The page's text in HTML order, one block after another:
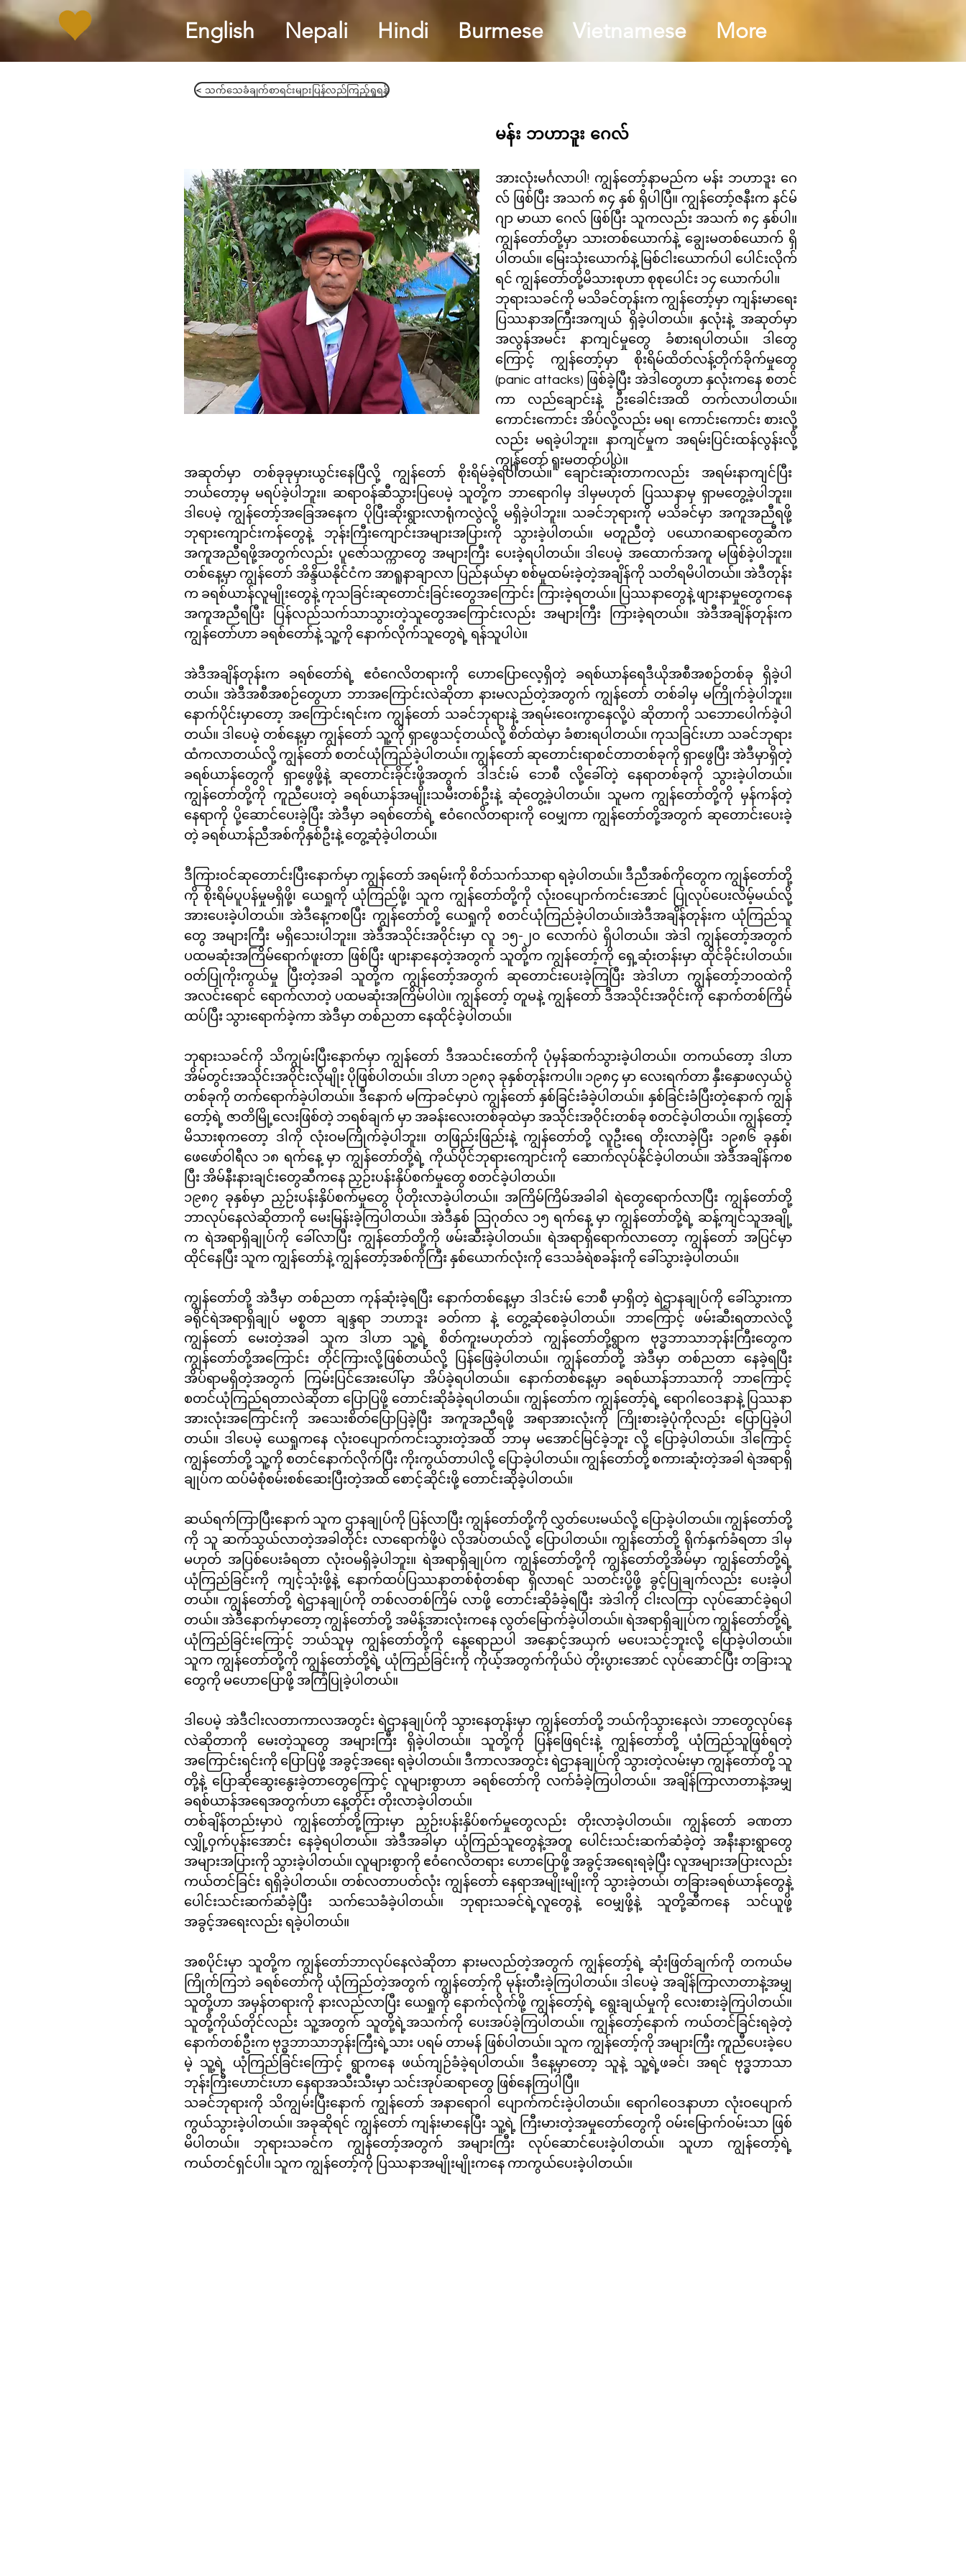
English Nepali Hindi Burmese Vietnamese More
< သက်သေခံချက်စာရင်းများပြန်လည်ကြည့်ရှုရန်
မန်း ဘဟာဒူး ဂေလ်
အားလုံးမင်္ဂလာပါ! ကျွန်တော့်နာမည်က မန်း ဘဟာဒူး ဂေ
လ် ဖြစ်ပြီး အသက် ၈၄ နှစ် ရှိပါပြီ။ ကျွန်တော့်ဇနီးက နင်မ်
ဂျာ မာယာ ဂေလ် ဖြစ်ပြီး သူကလည်း အသက် ၈၄ နှစ်ပါ။
ကျွန်တော်တို့မှာ သားတစ်ယောက်နဲ့ ချွေးမတစ်ယောက် ရှိ
ပါတယ်။ မြေးသုံးယောက်နဲ့ မြစ်ငါးယောက်ပါ ပေါင်းလိုက်
ရင် ကျွန်တော်တို့မိသားစုဟာ စုစုပေါင်း ၁၄ ယောက်ပါ။
ဘုရားသခင်ကို မသိခင်တုန်းက ကျွန်တော့်မှာ ကျန်းမာရေး
ပြဿနာအကြီးအကျယ် ရှိခဲ့ပါတယ်။ နှလုံးနဲ့ အဆုတ်မှာ
အလွန်အမင်း နာကျင်မှုတွေ ခံစားရပါတယ်။ ဒါတွေ
ကြောင့် ကျွန်တော့်မှာ စိုးရိမ်ထိတ်လန့်တိုက်ခိုက်မှုတွေ
(panic attacks) ဖြစ်ခဲ့ပြီး အဲဒါတွေဟာ နှလုံးကနေ စတင်
ကာ လည်ချောင်းနဲ့ ဦးခေါင်းအထိ တက်လာပါတယ်။
ကောင်းကောင်း အိပ်လို့လည်း မရ၊ ကောင်းကောင်း စားလို့
လည်း မရခဲ့ပါဘူး။ နာကျင်မှုက အရမ်းပြင်းထန်လွန်းလို့
ကျွန်တော် ရူးမတတ်ပါပဲ။
အဆုတ်မှာ တစ်ခုခုမှားယွင်းနေပြီလို့ ကျွန်တော် စိုးရိမ်ခဲ့ရပါတယ်။ ချောင်းဆိုးတာကလည်း အရမ်းနာကျင်ပြီး
ဘယ်တော့မှ မရပ်ခဲ့ပါဘူး။ ဆရာဝန်ဆီသွားပြပေမဲ့ သူတို့က ဘာရောဂါမှ ဒါမှမဟုတ် ပြဿနာမှ ရှာမတွေ့ခဲ့ပါဘူး။
ဒါပေမဲ့ ကျွန်တော့်အခြေအနေက ပိုပြီးဆိုးရွားလာရုံကလွဲလို့ မရှိခဲ့ပါဘူး။ သခင်ဘုရားကို မသိခင်မှာ အကူအညီရဖို့
ဘုရားကျောင်းကန်တွေနဲ့ ဘုန်းကြီးကျောင်းအများအပြားကို သွားခဲ့ပါတယ်။ မတူညီတဲ့ ပယောဂဆရာတွေဆီက
အကူအညီရဖို့အတွက်လည်း ပူဇော်သက္ကာတွေ အများကြီး ပေးခဲ့ရပါတယ်။ ဒါပေမဲ့ အထောက်အကူ မဖြစ်ခဲ့ပါဘူး။
တစ်နေ့မှာ ကျွန်တော် အိန္ဒိယနိုင်ငံက အာရူနာချာလာ ပြည်နယ်မှာ စစ်မှုထမ်းခဲ့တဲ့အချိန်ကို သတိရမိပါတယ်။ အဲဒီတုန်း
က ခရစ်ယာန်လူမျိုးတွေနဲ့ ကုသခြင်းဆုတောင်းခြင်းတွေအကြောင်း ကြားခဲ့ရတယ်။ ပြဿနာတွေနဲ့ ဖျားနာမှုတွေကနေ
အကူအညီရပြီး ပြန်လည်သက်သာသွားတဲ့သူတွေအကြောင်းလည်း အများကြီး ကြားခဲ့ရတယ်။ အဲဒီအချိန်တုန်းက
ကျွန်တော်ဟာ ခရစ်တော်နဲ့ သူ့ကို နောက်လိုက်သူတွေရဲ့ ရန်သူပါပဲ။
အဲဒီအချိန်တုန်းက ခရစ်တော်ရဲ့ ဧဝံဂေလိတရားကို ဟောပြောလေ့ရှိတဲ့ ခရစ်ယာန်ရေဒီယိုအစီအစဉ်တစ်ခု ရှိခဲ့ပါ
တယ်။ အဲဒီအစီအစဉ်တွေဟာ ဘာအကြောင်းလဲဆိုတာ နားမလည်တဲ့အတွက် ကျွန်တော် တစ်ခါမှ မကြိုက်ခဲ့ပါဘူး။
နောက်ပိုင်းမှာတော့ အကြောင်းရင်းက ကျွန်တော် သခင်ဘုရားနဲ့ အရမ်းဝေးကွာနေလို့ပဲ ဆိုတာကို သဘောပေါက်ခဲ့ပါ
တယ်။ ဒါပေမဲ့ တစ်နေ့မှာ ကျွန်တော် သူ့ကို ရှာဖွေသင့်တယ်လို့ စိတ်ထဲမှာ ခံစားရပါတယ်။ ကုသခြင်းဟာ သခင်ဘုရား
ထံကလာတယ်လို့ ကျွန်တော် စတင်ယုံကြည်ခဲ့ပါတယ်။ ကျွန်တော် ဆုတောင်းရာစင်တာတစ်ခုကို ရှာဖွေပြီး အဲဒီမှာရှိတဲ့
ခရစ်ယာန်တွေကို ရှာဖွေဖို့နဲ့ ဆုတောင်းခိုင်းဖို့အတွက် ဒါဒင်းမ် ဘေစီ လို့ခေါ်တဲ့ နေရာတစ်ခုကို သွားခဲ့ပါတယ်။
ကျွန်တော်တို့ကို ကူညီပေးတဲ့ ခရစ်ယာန်အမျိုးသမီးတစ်ဦးနဲ့ ဆုံတွေ့ခဲ့ပါတယ်။ သူမက ကျွန်တော်တို့ကို မှန်ကန်တဲ့
နေရာကို ပို့ဆောင်ပေးခဲ့ပြီး အဲဒီမှာ ခရစ်တော်ရဲ့ ဧဝံဂေလိတရားကို ဝေမျှကာ ကျွန်တော်တို့အတွက် ဆုတောင်းပေးခဲ့
တဲ့ ခရစ်ယာန်ညီအစ်ကိုနှစ်ဦးနဲ့ တွေ့ဆုံခဲ့ပါတယ်။
ဒီကြားဝင်ဆုတောင်းပြီးနောက်မှာ ကျွန်တော် အရမ်းကို စိတ်သက်သာရာ ရခဲ့ပါတယ်။ ဒီညီအစ်ကိုတွေက ကျွန်တော်တို့
ကို စိုးရိမ်ပူပန်မှုမရှိဖို့၊ ယေရှုကို ယုံကြည်ဖို့၊ သူက ကျွန်တော်တို့ကို လုံးဝပျောက်ကင်းအောင် ပြုလုပ်ပေးလိမ့်မယ်လို့
အားပေးခဲ့ပါတယ်။ အဲဒီနေ့ကစပြီး ကျွန်တော်တို့ ယေရှုကို စတင်ယုံကြည်ခဲ့ပါတယ်။အဲဒီအချိန်တုန်းက ယုံကြည်သူ
တွေ အများကြီး မရှိသေးပါဘူး။ အဲဒီအသိုင်းအဝိုင်းမှာ လူ ၁၅-၂၀ လောက်ပဲ ရှိပါတယ်။ အဲဒါ ကျွန်တော့်အတွက်
ပထမဆုံးအကြိမ်ရောက်ဖူးတာ ဖြစ်ပြီး ဖျားနာနေတဲ့အတွက် သူတို့က ကျွန်တော့်ကို ရှေ့ဆုံးတန်းမှာ ထိုင်ခိုင်းပါတယ်။
ဝတ်ပြုကိုးကွယ်မှု ပြီးတဲ့အခါ သူတို့က ကျွန်တော့်အတွက် ဆုတောင်းပေးခဲ့ကြပြီး အဲဒါဟာ ကျွန်တော့်ဘဝထဲကို
အလင်းရောင် ရောက်လာတဲ့ ပထမဆုံးအကြိမ်ပါပဲ။ ကျွန်တော့် တူမနဲ့ ကျွန်တော် ဒီအသိုင်းအဝိုင်းကို နောက်တစ်ကြိမ်
ထပ်ပြီး သွားရောက်ခဲ့ကာ အဲဒီမှာ တစ်ညတာ နေထိုင်ခဲ့ပါတယ်။
ဘုရားသခင်ကို သိကျွမ်းပြီးနောက်မှာ ကျွန်တော် ဒီအသင်းတော်ကို ပုံမှန်ဆက်သွားခဲ့ပါတယ်။ တကယ်တော့ ဒါဟာ
အိမ်တွင်းအသိုင်းအဝိုင်းလိုမျိုး ပိုဖြစ်ပါတယ်။ ဒါဟာ ၁၉၈၃ ခုနှစ်တုန်းကပါ။ ၁၉၈၄ မှာ လေးရက်တာ နှီးနှောဖလှယ်ပွဲ
တစ်ခုကို တက်ရောက်ခဲ့ပါတယ်။ ဒီနောက် မကြာခင်မှာပဲ ကျွန်တော် နှစ်ခြင်းခံခဲ့ပါတယ်။ နှစ်ခြင်းခံပြီးတဲ့နောက် ကျွန်
တော့်ရဲ့ ဇာတိမြို့လေးဖြစ်တဲ့ ဘရစ်ချက် မှာ အခန်းလေးတစ်ခုထဲမှာ အသိုင်းအဝိုင်းတစ်ခု စတင်ခဲ့ပါတယ်။ ကျွန်တော့်
မိသားစုကတော့ ဒါကို လုံးဝမကြိုက်ခဲ့ပါဘူး။ တဖြည်းဖြည်းနဲ့ ကျွန်တော်တို့ လူဦးရေ တိုးလာခဲ့ပြီး ၁၉၈၆ ခုနှစ်၊
ဖေဖော်ဝါရီလ ၁၈ ရက်နေ့ မှာ ကျွန်တော်တို့ရဲ့ ကိုယ်ပိုင်ဘုရားကျောင်းကို ဆောက်လုပ်နိုင်ခဲ့ပါတယ်။ အဲဒီအချိန်ကစ
ပြီး အိမ်နီးနားချင်းတွေဆီကနေ ညှဉ်းပန်းနှိပ်စက်မှုတွေ စတင်ခဲ့ပါတယ်။
၁၉၈၇ ခုနှစ်မှာ ညှဉ်းပန်းနှိပ်စက်မှုတွေ ပိုတိုးလာခဲ့ပါတယ်။ အကြိမ်ကြိမ်အခါခါ ရဲတွေရောက်လာပြီး ကျွန်တော်တို့
ဘာလုပ်နေလဲဆိုတာကို မေးမြန်းခဲ့ကြပါတယ်။ အဲဒီနှစ် သြဂုတ်လ ၁၅ ရက်နေ့ မှာ ကျွန်တော်တို့ရဲ့ ဆန့်ကျင်သူအချို့
က ရဲအရာရှိချုပ်ကို ခေါ်လာပြီး ကျွန်တော်တို့ကို ဖမ်းဆီးခဲ့ပါတယ်။ ရဲအရာရှိရောက်လာတော့ ကျွန်တော် အပြင်မှာ
ထိုင်နေပြီး သူက ကျွန်တော်နဲ့ ကျွန်တော့်အစ်ကိုကြီး နှစ်ယောက်လုံးကို ဒေသခံရဲစခန်းကို ခေါ်သွားခဲ့ပါတယ်။
ကျွန်တော်တို့ အဲဒီမှာ တစ်ညတာ ကုန်ဆုံးခဲ့ရပြီး နောက်တစ်နေ့မှာ ဒါဒင်းမ် ဘေစီ မှာရှိတဲ့ ရဲဌာနချုပ်ကို ခေါ်သွားကာ
ခရိုင်ရဲအရာရှိချုပ် မစ္စတာ ချန္ဒရာ ဘဟာဒူး ခတ်ကာ နဲ့ တွေ့ဆုံစေခဲ့ပါတယ်။ ဘာကြောင့် ဖမ်းဆီးရတာလဲလို့
ကျွန်တော် မေးတဲ့အခါ သူက ဒါဟာ သူ့ရဲ့ စိတ်ကူးမဟုတ်ဘဲ ကျွန်တော်တို့ရွာက ဗုဒ္ဓဘာသာဘုန်းကြီးတွေက
ကျွန်တော်တို့အကြောင်း တိုင်ကြားလို့ဖြစ်တယ်လို့ ပြန်ဖြေခဲ့ပါတယ်။ ကျွန်တော်တို့ အဲဒီမှာ တစ်ညတာ နေခဲ့ရပြီး
အိပ်ရာမရှိတဲ့အတွက် ကြမ်းပြင်အေးပေါ်မှာ အိပ်ခဲ့ရပါတယ်။ နောက်တစ်နေ့မှာ ခရစ်ယာန်ဘာသာကို ဘာကြောင့်
စတင်ယုံကြည်ရတာလဲဆိုတာ ပြောပြဖို့ တောင်းဆိုခံခဲ့ရပါတယ်။ ကျွန်တော်က ကျွန်တော့်ရဲ့ ရောဂါဝေဒနာနဲ့ ပြဿနာ
အားလုံးအကြောင်းကို အသေးစိတ်ပြောပြခဲ့ပြီး အကူအညီရဖို့ အရာအားလုံးကို ကြိုးစားခဲ့ပုံကိုလည်း ပြောပြခဲ့ပါ
တယ်။ ဒါပေမဲ့ ယေရှုကနေ လုံးဝပျောက်ကင်းသွားတဲ့အထိ ဘာမှ မအောင်မြင်ခဲ့ဘူး လို့ ပြောခဲ့ပါတယ်။ ဒါကြောင့်
ကျွန်တော်တို့ သူ့ကို စတင်နောက်လိုက်ပြီး ကိုးကွယ်တာပါလို့ ပြောခဲ့ပါတယ်။ ကျွန်တော်တို့ စကားဆုံးတဲ့အခါ ရဲအရာရှိ
ချုပ်က ထပ်မံစုံစမ်းစစ်ဆေးပြီးတဲ့အထိ စောင့်ဆိုင်းဖို့ တောင်းဆိုခဲ့ပါတယ်။
ဆယ်ရက်ကြာပြီးနောက် သူက ဌာနချုပ်ကို ပြန်လာပြီး ကျွန်တော်တို့ကို လွှတ်ပေးမယ်လို့ ပြောခဲ့ပါတယ်။ ကျွန်တော်တို့
ကို သူ ဆက်သွယ်လာတဲ့အခါတိုင်း လာရောက်ဖို့ပဲ လိုအပ်တယ်လို့ ပြောပါတယ်။ ကျွန်တော်တို့ ရိုက်နှက်ခံရတာ ဒါမှ
မဟုတ် အပြစ်ပေးခံရတာ လုံးဝမရှိခဲ့ပါဘူး။ ရဲအရာရှိချုပ်က ကျွန်တော်တို့ကို ကျွန်တော်တို့အိမ်မှာ ကျွန်တော်တို့ရဲ့
ယုံကြည်ခြင်းကို ကျင့်သုံးဖို့နဲ့ နောက်ထပ်ပြဿနာတစ်စုံတစ်ရာ ရှိလာရင် သတင်းပို့ဖို့ ခွင့်ပြုချက်လည်း ပေးခဲ့ပါ
တယ်။ ကျွန်တော်တို့ ရဲဌာနချုပ်ကို တစ်လတစ်ကြိမ် လာဖို့ တောင်းဆိုခံခဲ့ရပြီး အဲဒါကို ငါးလကြာ လုပ်ဆောင်ခဲ့ရပါ
တယ်။ အဲဒီနောက်မှာတော့ ကျွန်တော်တို့ အမိန့်အားလုံးကနေ လွတ်မြောက်ခဲ့ပါတယ်။ ရဲအရာရှိချုပ်က ကျွန်တော်တို့ရဲ့
ယုံကြည်ခြင်းကြောင့် ဘယ်သူမှ ကျွန်တော်တို့ကို နေ့ရောညပါ အနှောင့်အယှက် မပေးသင့်ဘူးလို့ ပြောခဲ့ပါတယ်။
သူက ကျွန်တော်တို့ကို ကျွန်တော်တို့ရဲ့ ယုံကြည်ခြင်းကို ကိုယ့်အတွက်ကိုယ်ပဲ တိုးပွားအောင် လုပ်ဆောင်ပြီး တခြားသူ
တွေကို မဟောပြောဖို့ အကြံပြုခဲ့ပါတယ်။
ဒါပေမဲ့ အဲဒီငါးလတာကာလအတွင်း ရဲဌာနချုပ်ကို သွားနေတုန်းမှာ ကျွန်တော်တို့ ဘယ်ကိုသွားနေလဲ၊ ဘာတွေလုပ်နေ
လဲဆိုတာကို မေးတဲ့သူတွေ အများကြီး ရှိခဲ့ပါတယ်။ သူတို့ကို ပြန်ဖြေရင်းနဲ့ ကျွန်တော်တို့ ယုံကြည်သူဖြစ်ရတဲ့
အကြောင်းရင်းကို ပြောပြဖို့ အခွင့်အရေး ရခဲ့ပါတယ်။ ဒီကာလအတွင်း ရဲဌာနချုပ်ကို သွားတဲ့လမ်းမှာ ကျွန်တော်တို့ သူ
တို့နဲ့ ပြောဆိုဆွေးနွေးခဲ့တာတွေကြောင့် လူများစွာဟာ ခရစ်တော်ကို လက်ခံခဲ့ကြပါတယ်။ အချိန်ကြာလာတာနဲ့အမျှ
ခရစ်ယာန်အရေအတွက်ဟာ နေ့တိုင်း တိုးလာခဲ့ပါတယ်။
တစ်ချိန်တည်းမှာပဲ ကျွန်တော်တို့ကြားမှာ ညှဉ်းပန်းနှိပ်စက်မှုတွေလည်း တိုးလာခဲ့ပါတယ်။ ကျွန်တော် ခဏတာ
လျှို့ဝှက်ပုန်းအောင်း နေခဲ့ရပါတယ်။ အဲဒီအခါမှာ ယုံကြည်သူတွေနဲ့အတူ ပေါင်းသင်းဆက်ဆံခဲ့တဲ့ အနီးနားရွာတွေ
အများအပြားကို သွားခဲ့ပါတယ်။ လူများစွာကို ဧဝံဂေလိတရား ဟောပြောဖို့ အခွင့်အရေးရခဲ့ပြီး လူအများအပြားလည်း
ကယ်တင်ခြင်း ရရှိခဲ့ပါတယ်။ တစ်လတာပတ်လုံး ကျွန်တော် နေရာအမျိုးမျိုးကို သွားခဲ့တယ်၊ တခြားခရစ်ယာန်တွေနဲ့
ပေါင်းသင်းဆက်ဆံခဲ့ပြီး သက်သေခံခဲ့ပါတယ်။ ဘုရားသခင်ရဲ့လူတွေနဲ့ ဝေမျှဖို့နဲ့ သူတို့ဆီကနေ သင်ယူဖို့
အခွင့်အရေးလည်း ရခဲ့ပါတယ်။
အစပိုင်းမှာ သူတို့က ကျွန်တော်ဘာလုပ်နေလဲဆိုတာ နားမလည်တဲ့အတွက် ကျွန်တော့်ရဲ့ ဆုံးဖြတ်ချက်ကို တကယ်မ
ကြိုက်ကြဘဲ ခရစ်တော်ကို ယုံကြည်တဲ့အတွက် ကျွန်တော့်ကို မုန်းတီးခဲ့ကြပါတယ်။ ဒါပေမဲ့ အချိန်ကြာလာတာနဲ့အမျှ
သူတို့ဟာ အမှန်တရားကို နားလည်လာပြီး ယေရှုကို နောက်လိုက်ဖို့ ကျွန်တော့်ရဲ့ ရွေးချယ်မှုကို လေးစားခဲ့ကြပါတယ်။
သူတို့ကိုယ်တိုင်လည်း သူ့အတွက် သူတို့ရဲ့အသက်ကို ပေးအပ်ခဲ့ကြပါတယ်။ ကျွန်တော့်နောက် ကယ်တင်ခြင်းရခဲ့တဲ့
နောက်တစ်ဦးက ဗုဒ္ဓဘာသာဘုန်းကြီးရဲ့သား ပရမ် တာမန် ဖြစ်ပါတယ်။ သူက ကျွန်တော့်ကို အများကြီး ကူညီပေးခဲ့ပေ
မဲ့ သူ့ရဲ့ ယုံကြည်ခြင်းကြောင့် ရွာကနေ ဖယ်ကျဉ်ခံခဲ့ရပါတယ်။ ဒီနေ့မှာတော့ သူနဲ့ သူ့ရဲ့ဖခင်၊ အရင် ဗုဒ္ဓဘာသာ
ဘုန်းကြီးဟောင်းဟာ နေရာအသီးသီးမှာ သင်းအုပ်ဆရာတွေ ဖြစ်နေကြပါပြီ။
သခင်ဘုရားကို သိကျွမ်းပြီးနောက် ကျွန်တော် အနာရောဂါ ပျောက်ကင်းခဲ့ပါတယ်။ ရောဂါဝေဒနာဟာ လုံးဝပျောက်
ကွယ်သွားခဲ့ပါတယ်။ အခုဆိုရင် ကျွန်တော် ကျန်းမာနေပြီး သူ့ရဲ့ ကြီးမားတဲ့အမှုတော်တွေကို ဝမ်းမြောက်ဝမ်းသာ ဖြစ်
မိပါတယ်။ ဘုရားသခင်က ကျွန်တော့်အတွက် အများကြီး လုပ်ဆောင်ပေးခဲ့ပါတယ်။ သူဟာ ကျွန်တော့်ရဲ့
ကယ်တင်ရှင်ပါ။ သူက ကျွန်တော့်ကို ပြဿနာအမျိုးမျိုးကနေ ကာကွယ်ပေးခဲ့ပါတယ်။